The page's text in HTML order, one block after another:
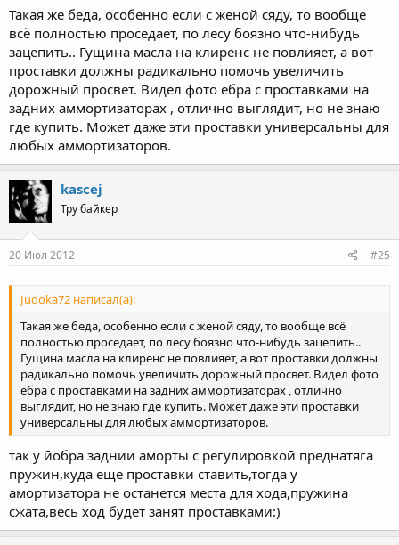
Такая же беда, особенно если с женой сяду, то вообще
всё полностью проседает, по лесу боязно что-нибудь
зацепить.. Гущина масла на клиренс не повлияет, а вот
проставки должны радикально помочь увеличить
дорожный просвет. Видел фото ебра с проставками на
задних аммортизаторах , отлично выглядит, но не знаю
где купить. Может даже эти проставки универсальны для
любых аммортизаторов.
kascej
Тру байкер
20 Июл 2012 #25
Judoka72 написал(а):
Такая же беда, особенно если с женой сяду, то вообще всё
полностью проседает, по лесу боязно что-нибудь зацепить..
Гущина масла на клиренс не повлияет, а вот проставки должны
радикально помочь увеличить дорожный просвет. Видел фото
ебра с проставками на задних аммортизаторах , отлично
выглядит, но не знаю где купить. Может даже эти проставки
универсальны для любых аммортизаторов.
так у йобра заднии аморты с регулировкой преднатяга
пружин,куда еще проставки ставить,тогда у
амортизатора не останется места для хода,пружина
сжата,весь ход будет занят проставками:)